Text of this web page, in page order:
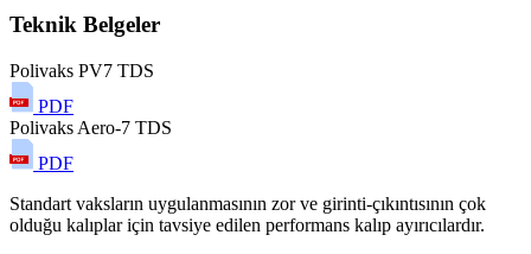
Teknik Belgeler
Polivaks PV7 TDS
PDF
Polivaks Aero-7 TDS
PDF
Standart vaksların uygulanmasının zor ve girinti-çıkıntısının çok
olduğu kalıplar için tavsiye edilen performans kalıp ayırıcılardır.